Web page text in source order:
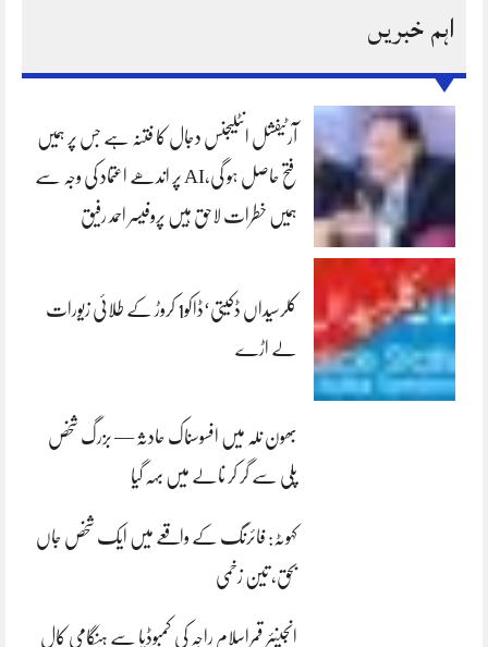
اہم خبریں
آرٹیفشل انٹلیجنس دجال کا فتنہ ہے جس پر ہمیں
فتح حاصل ہو گی،AI پر اندھے اعتماد کی وجہ سے
ہمیں خطرات لاحق ہیں پروفیسر احمد رفیق
کلرسیداں ڈکیتی‘ڈاکو1 کروڑ کے طلائی زیورات
لے اڑے
بھون نلہ میں افسوسناک حادثہ — بزرگ شخص
پلی سے گر کر نالے میں بہہ گیا
کہوٹہ: فائرنگ کے واقعے میں ایک شخص جاں
بحق، تین زخمی
انجینئر قمراسلام راجہ کی کمبوڈیا سے ہنگامی کال